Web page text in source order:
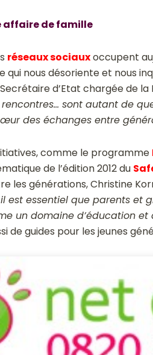
affaire de famille
réseaux sociauxoccupent
qui nous désoriente et nous
d’Etat chargée de la
sont autant de
des échanges entre
comme le programme
de l’édition 2012 du
les générations, Christine
il est essentiel que parents et
un domaine d’éducation
de guides pour les jeunes